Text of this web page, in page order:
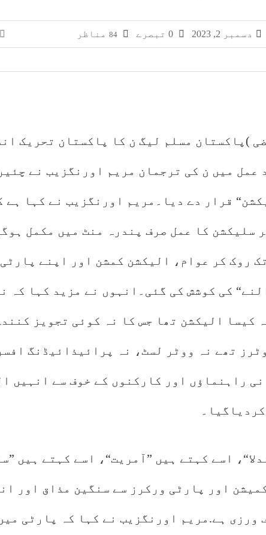
میلانو، مونڈ افغانستان کے کاروباری گروپ کی
دسمبر 2, 2023 84 مناظر
)پاکستان مسلم لیگ ن کا پاکستان تحریک
عمل میں ن کی ترجمان مریم اورنگزیب نے
قرار دے دیا۔مریم اورنگزیب نے کہا ہے
سلیکشن کا عمل صرف پندرہ منٹ میں مکمل
روک کر عوام، الیکشن کمشن اور اپنے
کی کوشش کی گئی۔انہوں نے مزید کہا کہ
کیسا الیکشن تھا جس کا نہ کوئی تجویز
تھے نہ ووٹر لسٹ، نہ پرائیذائیڈنگ
راہنماﺅں اور کارکنوں کے خوف سے انہیں
اسے کہتے ہیں ”آمریت“، اسے کہتے ہیں
اور پارٹی ورکرز سے سنگین مذاق اور
ورزی ہے.مریم اورنگزیب نے کہا کہ پارٹی